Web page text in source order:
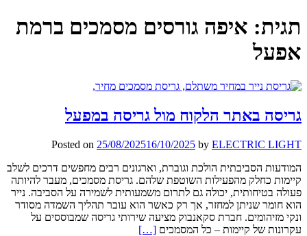
תגית: איפה גורסים מסמכים ברמת
אפעל
גריסה באתר הלקוח מול גריסה במפעל
Posted on 25/08/202516/10/2025 by ELECTRIC LIGHT
המודעות הסביבתית הולכת וגוברת, וארגונים רבים מחפשים דרכים לשלב
קיימות כחלק מהפעילות השוטפת שלהם. גריסת מסמכים, מעבר להיותה
פעולה בטיחותית, יכולה גם לתרום משמעותית לשמירה על הסביבה. נייר
הוא חומר שניתן למחזר, אך רק כאשר הוא עובר תהליך השמדה מסודר
ונקי מזיהומים. חברת סקאנבוק מציעה שירותי גריסה שמבוססים על
עקרונות של קיימות – כל המסמכים Read
[…]